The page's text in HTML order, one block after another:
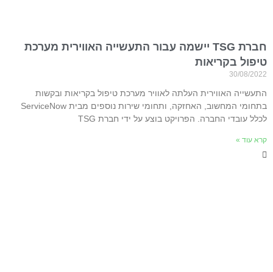
חברת TSG יישמה עבור התעשייה האווירית מערכת
טיפול בקריאות
30/08/2022
התעשייה האווירית העלתה לאוויר מערכת טיפול בקריאות ובקשות
בתחומי המחשוב, האחזקה, ותחומי שירות נוספים מבית ServiceNow
לכלל עובדי החברה. הפרויקט בוצע על ידי חברת TSG
קרא עוד »